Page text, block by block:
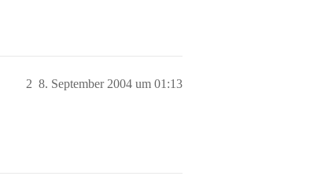
8. September 2004 um 01:13
2